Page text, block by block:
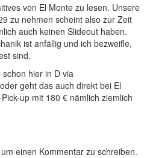
von El Monte zu lesen. Unsere
zu nehmen scheint also zur Zeit
auch keinen Slideout haben.
ist anfällig und ich bezweifle,
sind.
schon hier in D via
geht das auch direkt bei El
up mit 180 € nämlich ziemlich
einen Kommentar zu schreiben.